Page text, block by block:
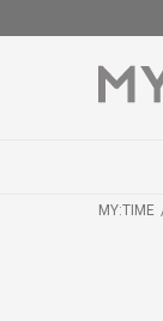
MY:TIME